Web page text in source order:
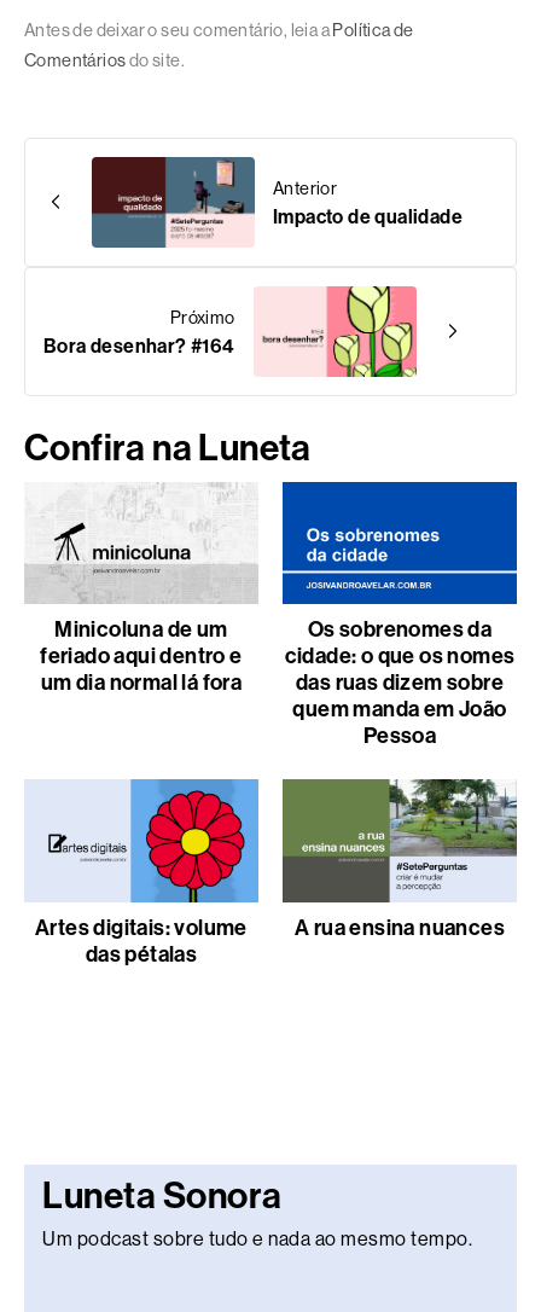
Antes de deixar o seu comentário, leia a Política de
Comentáriosdo site.
Anterior
Impacto de qualidade
Próximo
Bora desenhar? #164
Confira na Luneta
Minicoluna de um
feriado aqui dentro e
um dia normal lá fora
Os sobrenomes da
cidade: o que os nomes
das ruas dizem sobre
quem manda em João
Pessoa
Artes digitais: volume
das pétalas
A rua ensina nuances
Luneta Sonora
Um podcast sobre tudo e nada ao mesmo tempo.